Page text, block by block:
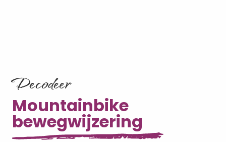
Decodeer
Mountainbike
bewegwijzering